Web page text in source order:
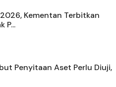
Kementan Terbitkan
P...
Penyitaan Aset Perlu Diuji,